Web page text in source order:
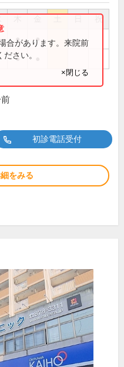
祝
● ●
●
合があります。来院前
さい。
×閉じる
初診電話受付
をみる